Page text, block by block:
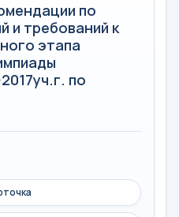
по
и требований к
этапа
по